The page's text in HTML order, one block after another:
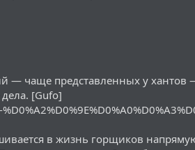
— чаще представленных у хантов
[Gufo]
в жизнь горщиков